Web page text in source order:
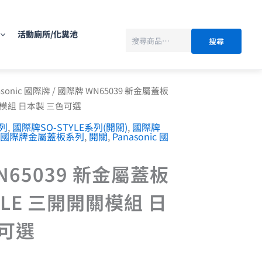
活動廁所/化糞池
搜尋
國際牌 / 國際牌 WN65039 新金屬蓋板
組 日本製 三色可選
, 國際牌SO-STYLE系列(開關), 國際牌
國際牌金屬蓋板系列,開關,Panasonic 國
新金屬蓋板
三開開關模組 日
選